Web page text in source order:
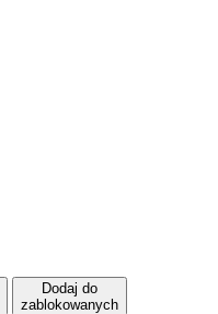
Dodaj do
zablokowanych